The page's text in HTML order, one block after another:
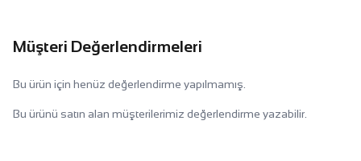
Müşteri Değerlendirmeleri
Bu ürün için henüz değerlendirme yapılmamış.
Bu ürünü satın alan müşterilerimiz değerlendirme yazabilir.